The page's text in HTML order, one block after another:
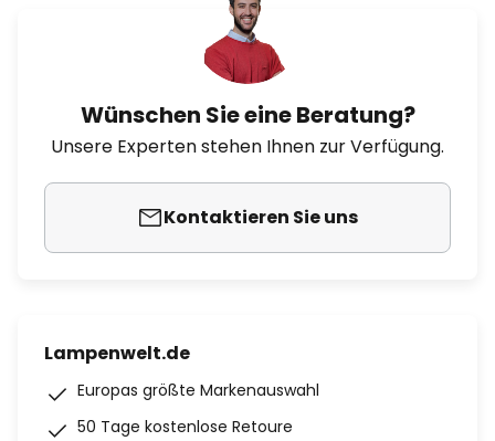
Wünschen Sie eine Beratung?
Unsere Experten stehen Ihnen zur Verfügung.
Kontaktieren Sie uns
Lampenwelt.de
Europas größte Markenauswahl
50 Tage kostenlose Retoure